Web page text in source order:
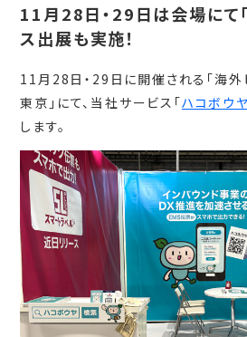
11月28日・29日は会場にて
ス出展も実施！
11月28日・29日に開催される「海
東京」にて、当社サービス「ハコボウヤ
します。